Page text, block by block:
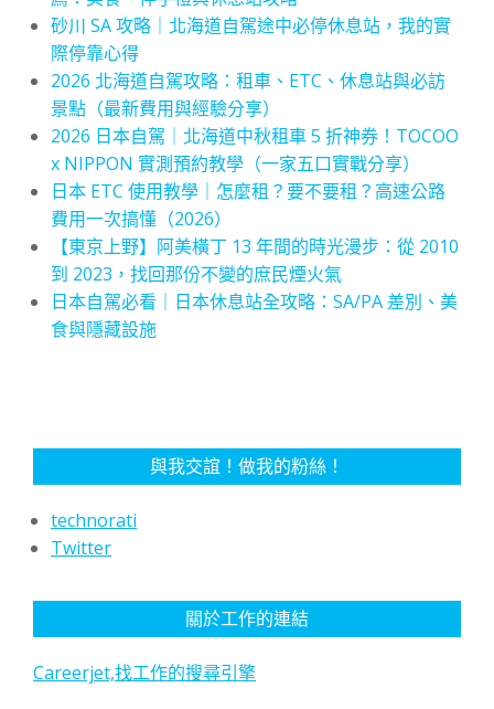
砂川 SA 攻略｜北海道自駕途中必停休息站，我的實
際停靠心得
2026 北海道自駕攻略：租車、ETC、休息站與必訪
景點（最新費用與經驗分享）
2026 日本自駕｜北海道中秋租車 5 折神券！TOCOO
x NIPPON 實測預約教學（一家五口實戰分享）
日本 ETC 使用教學｜怎麼租？要不要租？高速公路
費用一次搞懂（2026）
【東京上野】阿美橫丁 13 年間的時光漫步：從 2010
到 2023，找回那份不變的庶民煙火氣
日本自駕必看｜日本休息站全攻略：SA/PA 差別、美
食與隱藏設施
與我交誼！做我的粉絲！
technorati
Twitter
關於工作的連結
Careerjet,找工作的搜尋引擎